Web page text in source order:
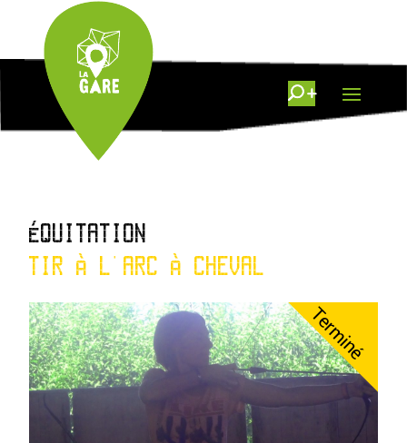
ÉQUITATION
TIR À L'ARC À CHEVAL
Terminé